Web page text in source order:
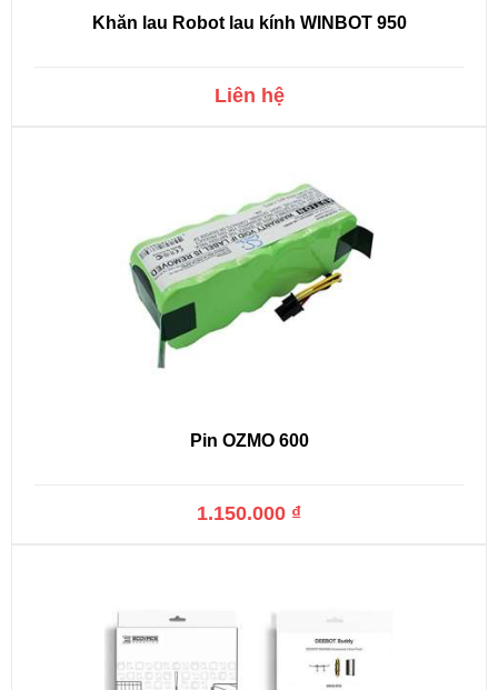
Khăn lau Robot lau kính WINBOT 950
Liên hệ
Pin OZMO 600
1.150.000 ₫